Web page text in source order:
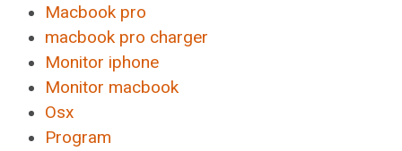
Macbook pro
macbook pro charger
Monitor iphone
Monitor macbook
Osx
Program